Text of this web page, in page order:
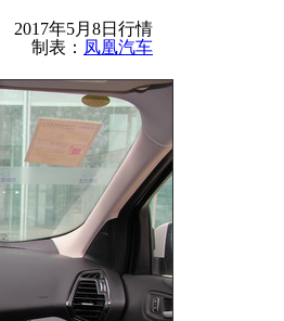
2017年5月8日行情
制表： 凤凰汽车